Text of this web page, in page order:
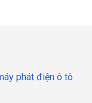
phát điện ô tô